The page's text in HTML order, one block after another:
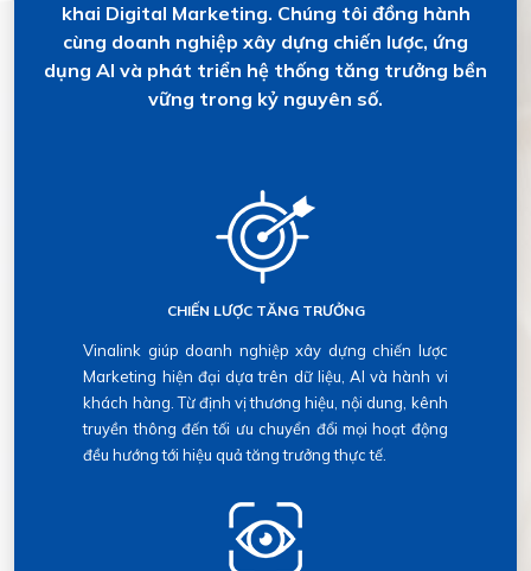
khai Digital Marketing. Chúng tôi đồng hành
cùng doanh nghiệp xây dựng chiến lược, ứng
dụng AI và phát triển hệ thống tăng trưởng bền
vững trong kỷ nguyên số.
CHIẾN LƯỢC TĂNG TRƯỞNG
Vinalink giúp doanh nghiệp xây dựng chiến lược
Marketing hiện đại dựa trên dữ liệu, AI và hành vi
khách hàng. Từ định vị thương hiệu, nội dung, kênh
truyền thông đến tối ưu chuyển đổi mọi hoạt động
đều hướng tới hiệu quả tăng trưởng thực tế.